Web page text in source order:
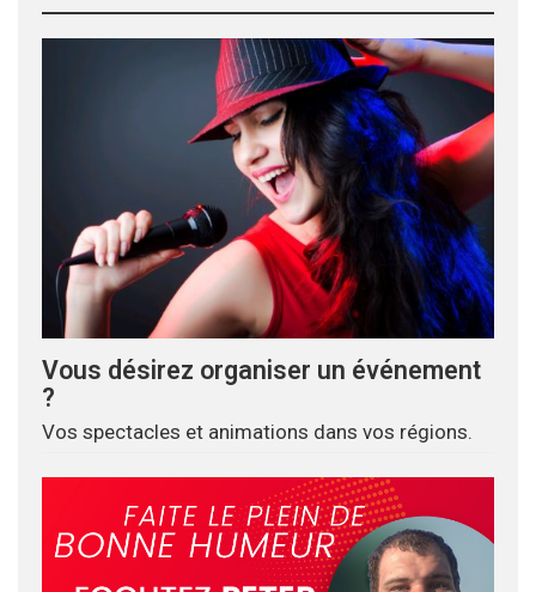
Vous désirez organiser un événement
?
Vos spectacles et animations dans vos régions.